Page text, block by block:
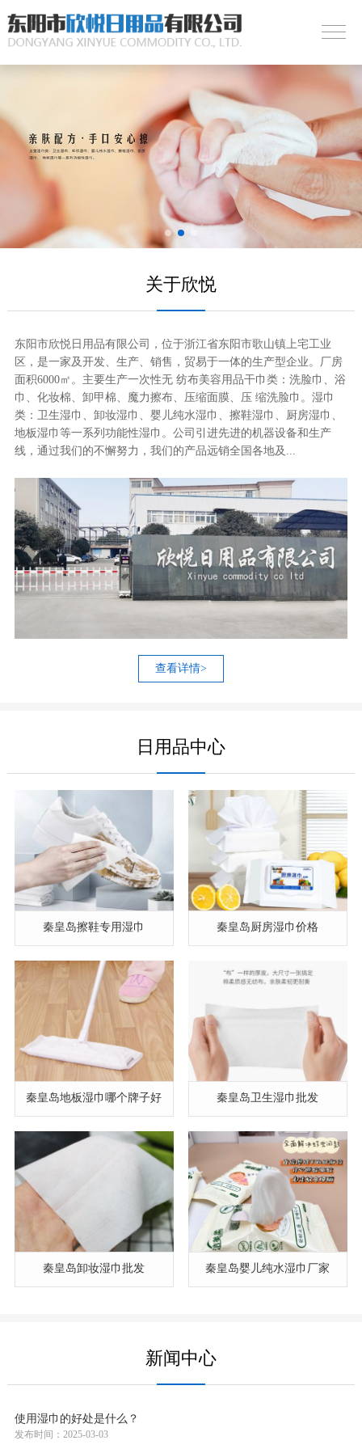
关于欣悦
东阳市欣悦日用品有限公司，位于浙江省东阳市歌山镇上宅工业
区，是一家及开发、生产、销售，贸易于一体的生产型企业。厂房
面积6000㎡。主要生产一次性无 纺布美容用品干巾类：洗脸巾、浴
巾、化妆棉、卸甲棉、魔力擦布、压缩面膜、压 缩洗脸巾。湿巾
类：卫生湿巾、卸妆湿巾、婴儿纯水湿巾、擦鞋湿巾、厨房湿巾、
地板湿巾等一系列功能性湿巾。公司引进先进的机器设备和生产
线，通过我们的不懈努力，我们的产品远销全国各地及...
查看详情>
日用品中心
秦皇岛擦鞋专用湿巾 秦皇岛厨房湿巾价格
秦皇岛地板湿巾哪个牌子好 秦皇岛卫生湿巾批发
秦皇岛卸妆湿巾批发 秦皇岛婴儿纯水湿巾厂家
新闻中心
使用湿巾的好处是什么？
发布时间：2025-03-03